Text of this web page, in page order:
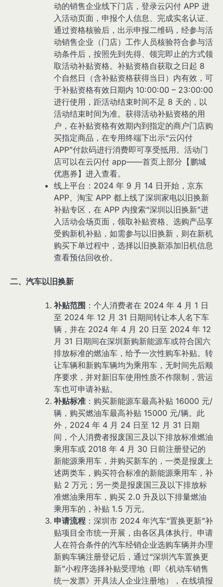
动的销售企业线下门店，登录云闪付 APP 进
入活动页面，申报个人信息、完成实名认证、
通过资格核验后，出示申报二维码，经参与活
动销售企业（门店）工作人员核验符合参与活
动条件后，按照先到先得、领完即止的方式领
取活动补贴资格。补贴资格自获取之日起 8
个自然日（含补贴资格获得当日）内有效，可
于补贴资格有效日期内 10:00:00 – 23:00:00
进行使用，距活动结束时间不足 8 天的，以
活动结束时间为准。获得活动补贴资格的用
户，在补贴资格有效期内到指定的商户门店购
买指定商品，在专用终端下出示“云闪付
APP”付款码进行消费即可享受抵用。活动门
店可以在云闪付 app——首页上部分【鹏城
优惠券】进入查看。
线上平台：2024 年 9 月 14 日开始，京东
APP、淘宝 APP 都上线了深圳家电以旧换新
补贴专区，在 APP 内搜索“深圳以旧换新”进
入活动会场页面，领取补贴资格、选购产品享
受购新机补贴，如需参与以旧换新，则在新机
购买下单过程中，选择以旧换新添加旧机信息
查看预估回收价。
二、汽车以旧换新
补贴范围 ：个人消费者在 2024 年 4 月 1 日
至 2024 年 12 月 31 日期间转让本人名下车
辆，并在 2024 年 4 月 20 日至 2024 年 12
月 31 日期间在深圳新购新能源车或符合国六
排放标准的燃油车，给予一次性购车补贴。转
让车辆和新购车辆均为乘用车，无时间先后顺
序要求，并对新旧车使用性质不作限制，营运
车也可申请补贴。
补贴标准 ：购买新能源车最高补贴 16000 元/
辆，购买燃油车最高补贴 15000 元/辆。此
外，2024 年 4 月 24 日至 12 月 31 日期
间，个人消费者报废国三及以下排放标准燃油
乘用车或 2018 年 4 月 30 日前注册登记的
新能源乘用车，并购买新车的，一类是报废上
述两类车，购买符合标准的新能源乘用车，补
贴 2 万元；另一类是报废国三及以下排放标
准燃油乘用车，购买 2.0 升及以下排量燃油
乘用车的，补贴 1.5 万元。
申请流程 ：深圳市 2024 年汽车“置换更新”补
贴项目全市统一开展，由各区具体执行。申请
人在符合条件的汽车经销企业选购车辆并办理
新购车辆注册登记后，通过“深圳汽车置换更
新”小程序选择补贴受理地（即《机动车销售
统一发票》开具法人企业注册地），在线填报